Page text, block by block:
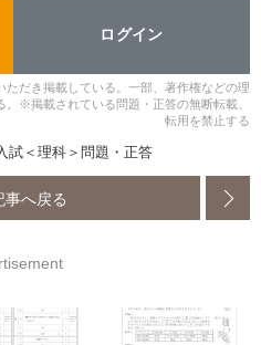
ログイン
だき掲載している。一部、著作権などの理
※掲載されている問題・正答の無断転載、
転用を禁止する
試＜理科＞問題・正答
事へ戻る